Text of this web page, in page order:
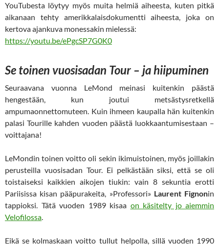
YouTubesta löytyy myös muita helmiä aiheesta, kuten pitkä
aikanaan tehty amerikkalaisdokumentti aiheesta, joka on
kertova ajankuva monessakin mielessä:
https://youtu.be/ePgcSP7G0K0
Se toinen vuosisadan Tour – ja hiipuminen
Seuraavana vuonna LeMond meinasi kuitenkin päästä
hengestään, kun joutui metsästysretkellä
ampumaonnettomuteen. Kuin ihmeen kaupalla hän kuitenkin
palasi Tourille kahden vuoden päästä luokkaantumisestaan –
voittajana!
LeMondin toinen voitto oli sekin ikimuistoinen, myös joillakin
perusteilla vuosisadan Tour. Ei pelkästään siksi, että se oli
toistaiseksi kaikkien aikojen tiukin: vain 8 sekuntia erotti
Pariisissa kisan pääpurakeita, »Professori» Laurent Fignonin
tappioksi. Tätä vuoden 1989 kisaa on käsitelty jo aiemmin
Velofilossa.
Eikä se kolmaskaan voitto tullut helpolla, sillä vuoden 1990